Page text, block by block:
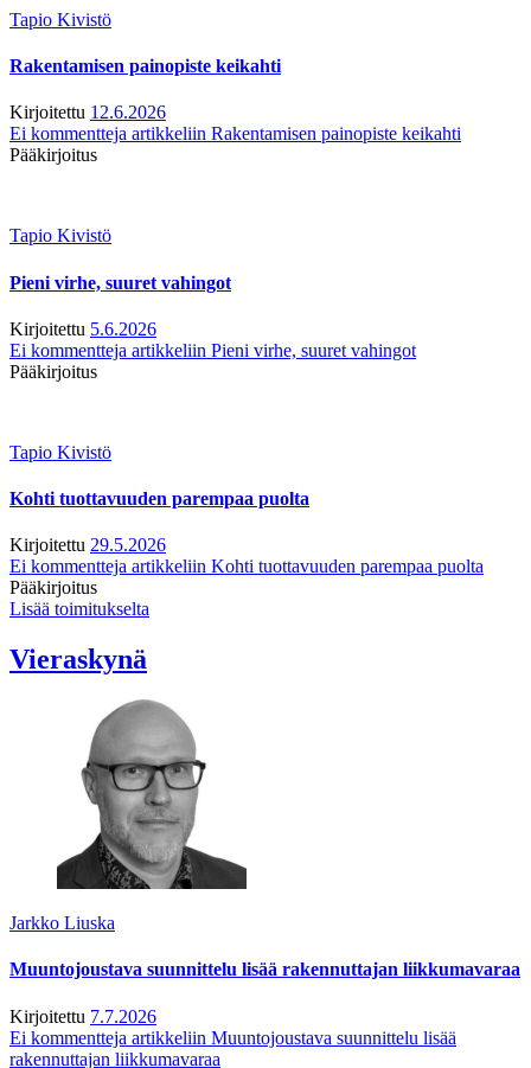
Tapio Kivistö
Rakentamisen painopiste keikahti
Kirjoitettu 12.6.2026
Ei kommentteja artikkeliin Rakentamisen painopiste keikahti
Pääkirjoitus
Tapio Kivistö
Pieni virhe, suuret vahingot
Kirjoitettu 5.6.2026
Ei kommentteja artikkeliin Pieni virhe, suuret vahingot
Pääkirjoitus
Tapio Kivistö
Kohti tuottavuuden parempaa puolta
Kirjoitettu 29.5.2026
Ei kommentteja artikkeliin Kohti tuottavuuden parempaa puolta
Pääkirjoitus
Lisää toimitukselta
Vieraskynä
Jarkko Liuska
Muuntojoustava suunnittelu lisää rakennuttajan liikkumavaraa
Kirjoitettu 7.7.2026
Ei kommentteja artikkeliin Muuntojoustava suunnittelu lisää
rakennuttajan liikkumavaraa